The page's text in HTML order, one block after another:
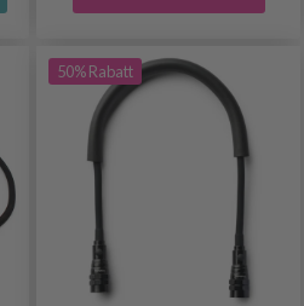
50% Rabatt